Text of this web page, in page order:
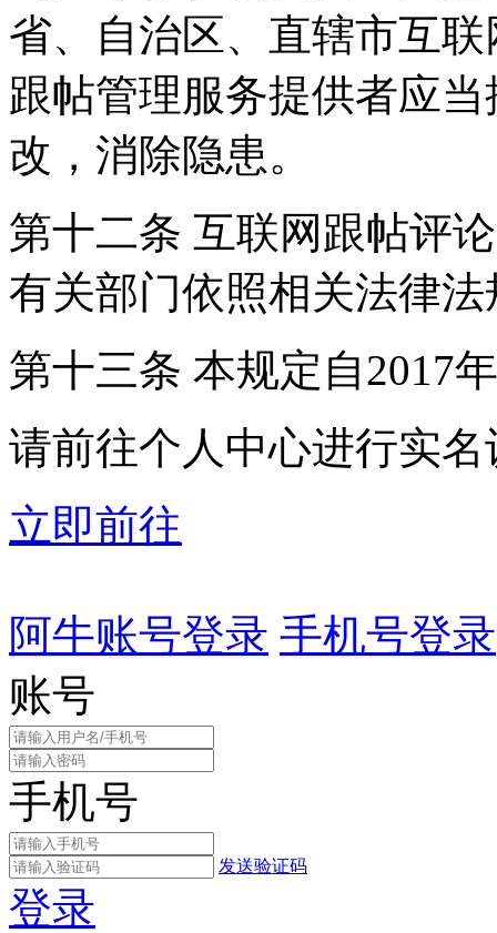
省、自治区、直辖市互
跟帖管理服务提供者应
改，消除隐患。
第十二条 互联网跟帖评
有关部门依照相关法律
第十三条 本规定自2017
请前往个人中心进行实名
立即前往
阿牛账号登录 手机号登录
账号
手机号
发送验证码
登录